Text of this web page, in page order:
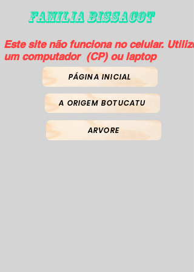
FAMILIA BISSACOT
Este site não funciona no celular. Utilize
um computador (CP) ou laptop
PÁGINA INICIAL
A ORIGEM BOTUCATU
ARVORE